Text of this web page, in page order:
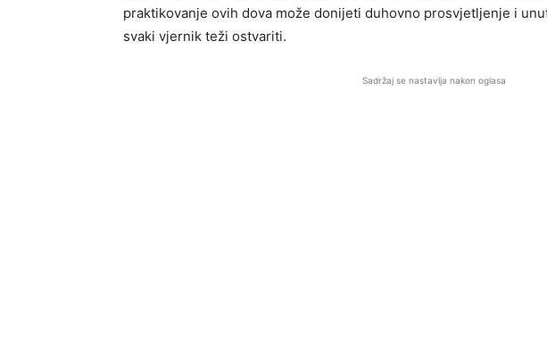
praktikovanje ovih dova može donijeti duhovno prosvjetljenje i
svaki vjernik teži ostvariti.
Sadržaj se nastavlja nakon oglasa